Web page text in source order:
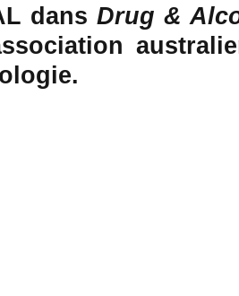
dans Drug &